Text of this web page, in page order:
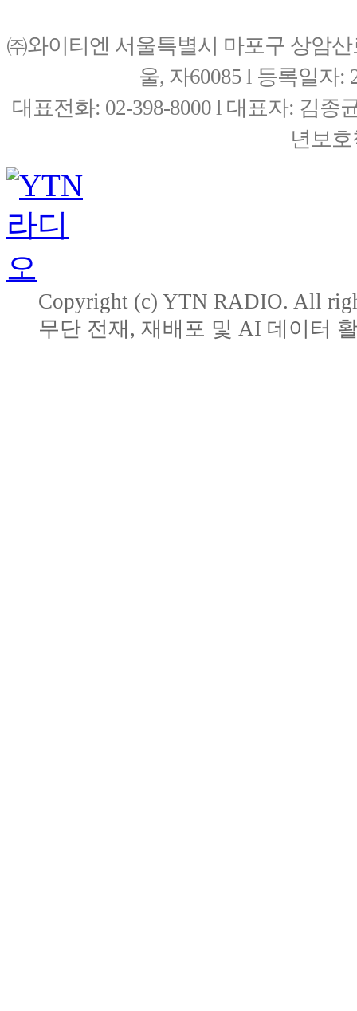
㈜와이티엔 서울특별시 마포구 상암
울, 자60085 l 등록일자:
대표전화: 02-398-8000 l 대표자: 김종
년보
Copyright (c) YTN RADIO. All
무단 전재, 재배포 및 AI 데이터